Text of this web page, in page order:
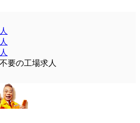
要の工場求人